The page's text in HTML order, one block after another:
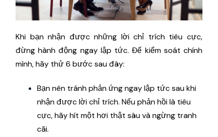
Khi bạn nhận được những lời chỉ trích tiêu cực,
đừng hành động ngay lập tức. Để kiểm soát chính
mình, hãy thử 6 bước sau đây:
Bạn nên tránh phản ứng ngay lập tức sau khi
nhận được lời chỉ trích. Nếu phản hồi là tiêu
cực, hãy hít một hơi thật sâu và ngừng tranh
cãi.